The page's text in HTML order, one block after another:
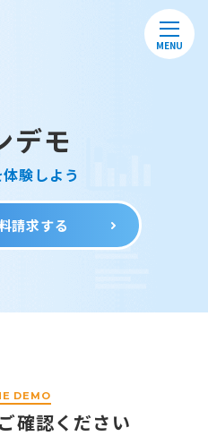
MENU
デモ
験しよう
請求する
DEMO
確認ください